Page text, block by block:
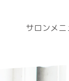
サロンメニ